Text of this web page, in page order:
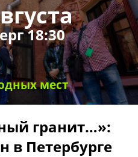
18:30
мест
гранит…»:
в Петербурге